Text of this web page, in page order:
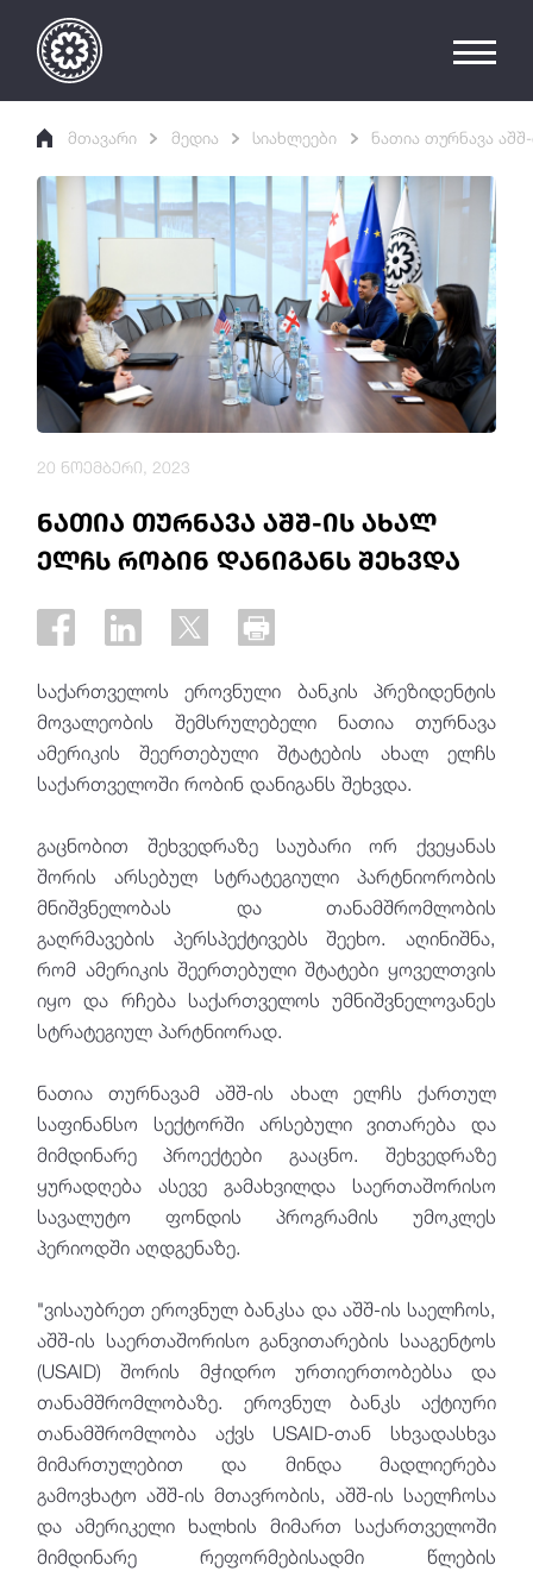
მთავარი მედია სიახლეები ნათია თურნავა
ნათია თურნავა აშშ-ის ახალ
ელჩს რობინ დანიგანს შეხვდა
20 ნოემბერი, 2023
საქართველოს ეროვნული ბანკის პრეზიდენტის
მოვალეობის შემსრულებელი ნათია თურნავა
ამერიკის შეერთებული შტატების ახალ ელჩს
საქართველოში რობინ დანიგანს შეხვდა.
გაცნობით შეხვედრაზე საუბარი ორ ქვეყანას
შორის არსებულ სტრატეგიული პარტნიორობის
მნიშვნელობას და თანამშრომლობის
გაღრმავების პერსპექტივებს შეეხო. აღინიშნა,
რომ ამერიკის შეერთებული შტატები ყოველთვის
იყო და რჩება საქართველოს უმნიშვნელოვანეს
სტრატეგიულ პარტნიორად.
ნათია თურნავამ აშშ-ის ახალ ელჩს ქართულ
საფინანსო სექტორში არსებული ვითარება და
მიმდინარე პროექტები გააცნო. შეხვედრაზე
ყურადღება ასევე გამახვილდა საერთაშორისო
სავალუტო ფონდის პროგრამის უმოკლეს
პერიოდში აღდგენაზე.
"ვისაუბრეთ ეროვნულ ბანკსა და აშშ-ის საელჩოს,
აშშ-ის საერთაშორისო განვითარების სააგენტოს
(USAID) შორის მჭიდრო ურთიერთობებსა და
თანამშრომლობაზე. ეროვნულ ბანკს აქტიური
თანამშრომლობა აქვს USAID-თან სხვადასხვა
მიმართულებით და მინდა მადლიერება
გამოვხატო აშშ-ის მთავრობის, აშშ-ის საელჩოსა
და ამერიკელი ხალხის მიმართ საქართველოში
მიმდინარე რეფორმებისადმი წლების